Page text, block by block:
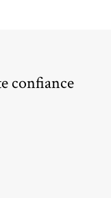
confiance